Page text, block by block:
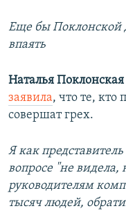
Еще бы Поклонской
впаять
Наталья Поклонская
заявила, что те, кто
совершат грех.
Я как
вопросе "не видела,
руководителям
тысяч людей,